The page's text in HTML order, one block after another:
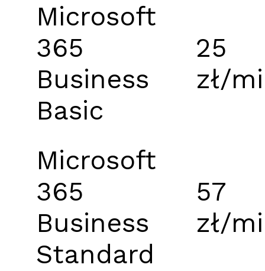
Microsoft
365
Business
Basic
25
zł/
Microsoft
365
Business
Standard
57
zł/